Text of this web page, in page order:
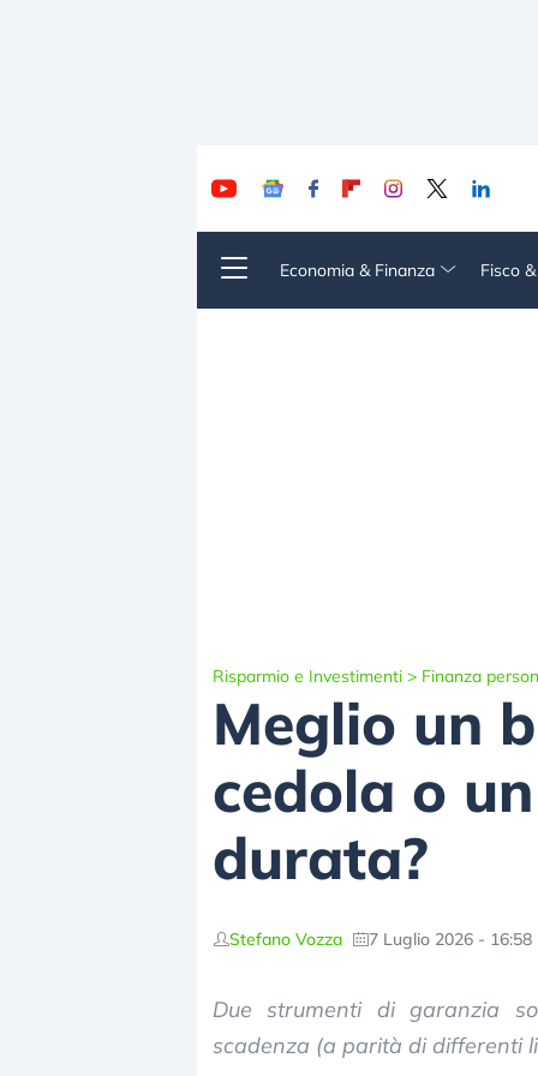
Economia & Finanza Fisco
Risparmio e Investimenti > Finanza
Meglio un
cedola o
durata?
Stefano Vozza 7 Luglio 2026 - 16:58
Due strumenti di garanzia
scadenza (a parità di differenti